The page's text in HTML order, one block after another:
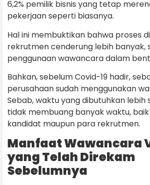
6,2% pemilik bisnis yang tetap
pekerjaan seperti biasanya.
Hal ini membuktikan bahwa proses
rekrutmen cenderung lebih banyak,
penggunaan wawancara dalam
Bahkan, sebelum Covid-19 hadir,
perusahaan sudah menggunakan
Sebab, waktu yang dibutuhkan lebih
tidak membuang banyak waktu,
kandidat maupun para rekrutmen.
Manfaat Wawancara
yang Telah Direkam
Sebelumnya